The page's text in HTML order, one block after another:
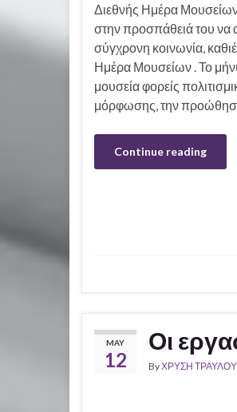
Διεθνής Ημέρα
στην προσπάθειά του να
σύγχρονη κοινωνία,
Ημέρα Μουσείων . Το
μουσεία φορείς
μόρφωσης, την
Continue reading
MAY
12
Οι
ByΧΡΥΣΗ ΤΡΑΥΛΟΥ